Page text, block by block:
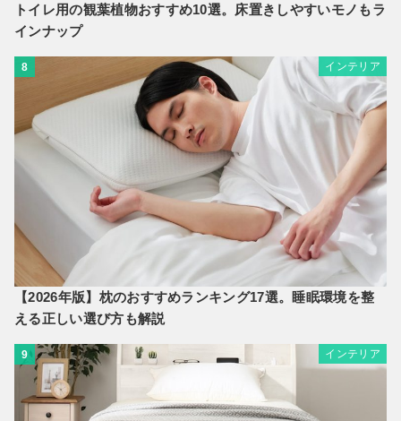
トイレ用の観葉植物おすすめ10選。床置きしやすいモノもラ
インナップ
8 インテリア
【2026年版】枕のおすすめランキング17選。睡眠環境を整
える正しい選び方も解説
9 インテリア